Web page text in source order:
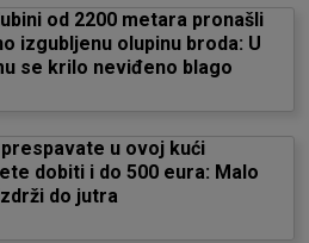
od 2200 metara pronašli
izgubljenu olupinu broda: U
se krilo neviđeno blago
u ovoj kući
dobiti i do 500 eura: Malo
do jutra